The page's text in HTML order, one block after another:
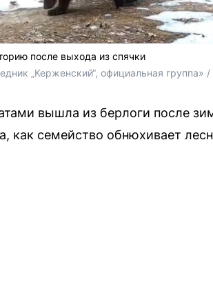
после выхода из спячки
„Керженский“, официальная группа» /
вышла из берлоги после
как семейство обнюхивает